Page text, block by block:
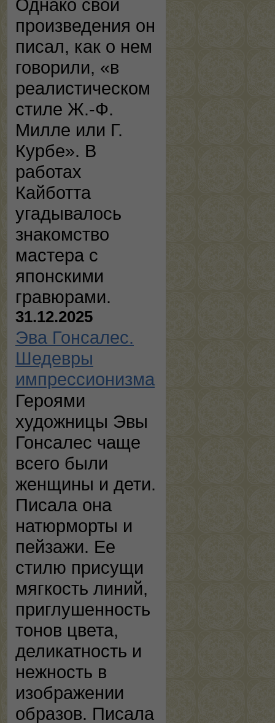
Однако свои
произведения он
писал, как о нем
говорили, «в
реалистическом
стиле Ж.-Ф.
Милле или Г.
Курбе». В
работах
Кайботта
угадывалось
знакомство
мастера с
японскими
гравюрами.
31.12.2025
Эва Гонсалес.
Шедевры
импрессионизма
Героями
художницы Эвы
Гонсалес чаще
всего были
женщины и дети.
Писала она
натюрморты и
пейзажи. Ее
стилю присущи
мягкость линий,
приглушенность
тонов цвета,
деликатность и
нежность в
изображении
образов. Писала